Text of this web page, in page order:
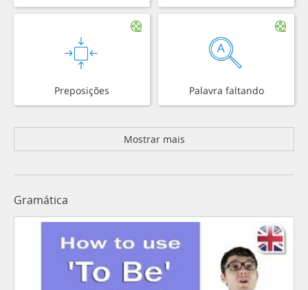
Preposições Palavra faltando
Mostrar mais
Gramática